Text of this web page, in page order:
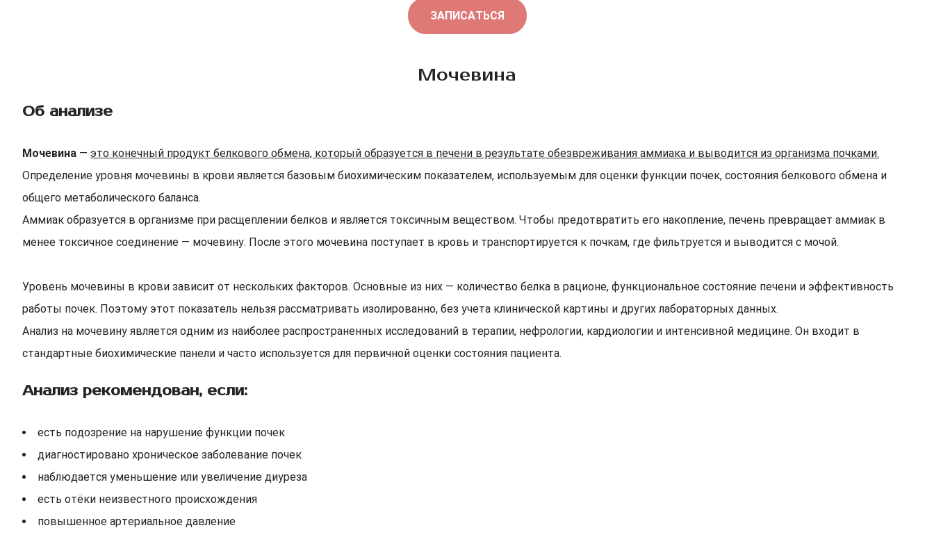
ЗАПИСАТЬСЯ
Мочевина
Об анализе
Мочевина — это конечный продукт белкового обмена, который образуется в печени в результате обезвреживания аммиака и выводится из организма почками.
Определение уровня мочевины в крови является базовым биохимическим показателем, используемым для оценки функции почек, состояния белкового обмена и
общего метаболического баланса.
Аммиак образуется в организме при расщеплении белков и является токсичным веществом. Чтобы предотвратить его накопление, печень превращает аммиак в
менее токсичное соединение — мочевину. После этого мочевина поступает в кровь и транспортируется к почкам, где фильтруется и выводится с мочой.
Уровень мочевины в крови зависит от нескольких факторов. Основные из них — количество белка в рационе, функциональное состояние печени и эффективность
работы почек. Поэтому этот показатель нельзя рассматривать изолированно, без учета клинической картины и других лабораторных данных.
Анализ на мочевину является одним из наиболее распространенных исследований в терапии, нефрологии, кардиологии и интенсивной медицине. Он входит в
стандартные биохимические панели и часто используется для первичной оценки состояния пациента.
Анализ рекомендован, если:
есть подозрение на нарушение функции почек
диагностировано хроническое заболевание почек
наблюдается уменьшение или увеличение диуреза
есть отёки неизвестного происхождения
повышенное артериальное давление